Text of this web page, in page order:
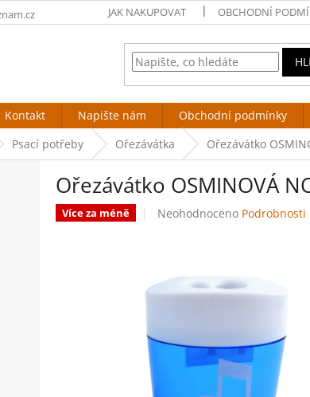
JAK NAKUPOVAT OBCHODNÍ
Kontakt Napište nám Obchodní podmínky
Psací potřeby Ořezávátka Ořezávátko
Ořezávátko OSMINOVÁ
Více za méně
Průměrné
z
Neohodnoceno